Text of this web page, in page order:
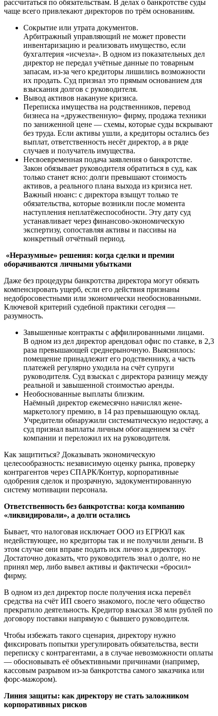
рассчитаться по обязательствам. В делах о банкротстве суды
чаще всего привлекают директоров по трём основаниям.
Сокрытие или утрата документов.
Арбитражный управляющий не может провести
инвентаризацию и реализовать имущество, если
бухгалтерия «исчезла». В одном из показательных дел
директор не передал учётные данные по товарным
запасам, из-за чего кредиторы лишились возможности
их продать. Суд признал это прямым основанием для
взыскания долгов с руководителя.
Вывод активов накануне кризиса.
Переписка имущества на родственников, перевод
бизнеса на «дружественную» фирму, продажа техники
по заниженной цене — схемы, которые суды вскрывают
без труда. Если активы ушли, а кредиторы остались без
выплат, ответственность несёт директор, а в ряде
случаев и получатель имущества.
Несвоевременная подача заявления о банкротстве.
Закон обязывает руководителя обратиться в суд, как
только станет ясно: долги превышают стоимость
активов, а реального плана выхода из кризиса нет.
Важный нюанс: с директора взыщут только те
обязательства, которые возникли после момента
наступления неплатёжеспособности. Эту дату суд
устанавливает через финансово-экономическую
экспертизу, сопоставляя активы и пассивы на
конкретный отчётный период.
«Неразумные» решения: когда сделки и премии
оборачиваются личными убытками
Даже без процедуры банкротства директора могут обязать
компенсировать ущерб, если его действия признаны
недобросовестными или экономически необоснованными.
Ключевой критерий судебной практики сегодня —
разумность.
Завышенные контракты с аффилированными лицами.
В одном из дел директор арендовал офис по ставке, в 2,3
раза превышающей среднерыночную. Выяснилось:
помещение принадлежит его родственнику, а часть
платежей регулярно уходила на счёт супруги
руководителя. Суд взыскал с директора разницу между
реальной и завышенной стоимостью аренды.
Необоснованные выплаты близким.
Наёмный директор ежемесячно начислял жене-
маркетологу премию, в 14 раз превышающую оклад.
Учредители обнаружили систематическую недостачу, а
суд признал выплаты личным обогащением за счёт
компании и переложил их на руководителя.
Как защититься? Доказывать экономическую
целесообразность: независимую оценку рынка, проверку
контрагентов через СПАРК/Контур, корпоративные
одобрения сделок и прозрачную, задокументированную
систему мотивации персонала.
Ответственность без банкротства: когда компанию
«ликвидировали», а долги остались
Бывает, что налоговая исключает ООО из ЕГРЮЛ как
недействующее, но кредиторы так и не получили деньги. В
этом случае они вправе подать иск лично к директору.
Достаточно доказать, что руководитель знал о долге, но не
принял мер, либо вывел активы и фактически «бросил»
фирму.
В одном из дел директор после получения иска перевёл
средства на счёт ИП своего знакомого, после чего общество
прекратило деятельность. Кредитор взыскал 38 млн рублей по
договору поставки напрямую с бывшего руководителя.
Чтобы избежать такого сценария, директору нужно
фиксировать попытки урегулировать обязательства, вести
переписку с контрагентами, а в случае невозможности оплаты
— обосновывать её объективными причинами (например,
кассовым разрывом из-за банкротства самого заказчика или
форс-мажором).
Линия защиты: как директору не стать заложником
корпоративных рисков